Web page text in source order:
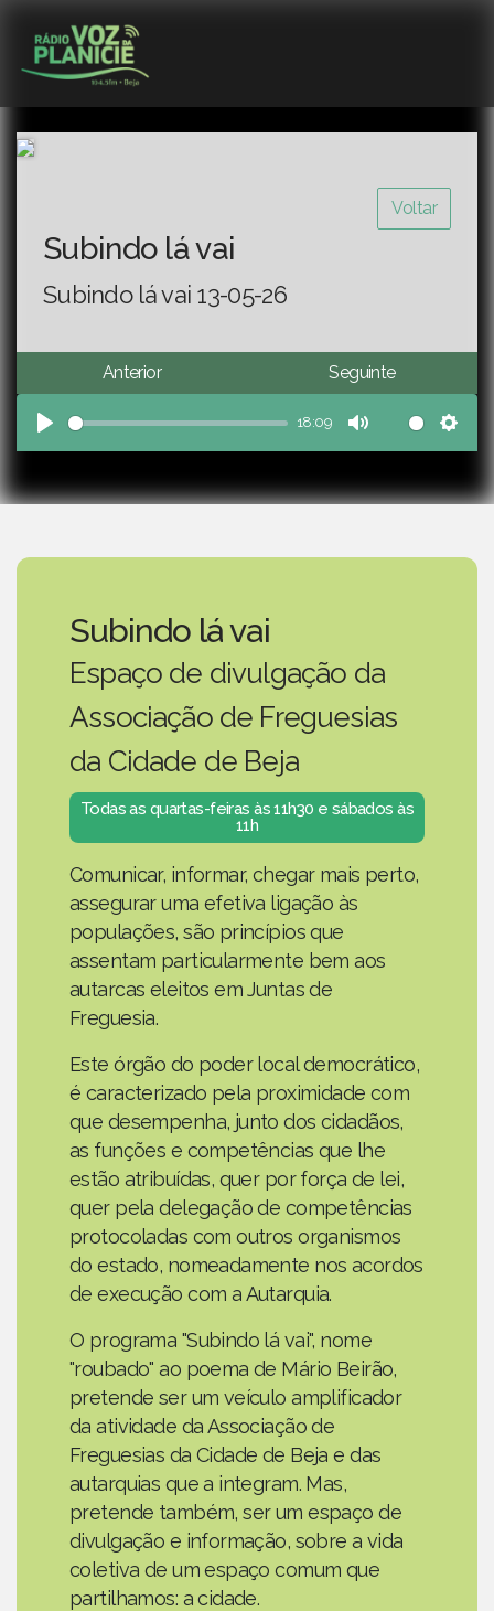
Voltar
Subindo lá vai
Subindo lá vai 13-05-26
Anterior Seguinte
Play
18:09
Mute
Subindo lá vai
Espaço de divulgação da
Associação de Freguesias
da Cidade de Beja
Todas as quartas-feiras às 11h30 e sábados às
11h
Comunicar, informar, chegar mais perto,
assegurar uma efetiva ligação às
populações, são princípios que
assentam particularmente bem aos
autarcas eleitos em Juntas de
Freguesia.
Este órgão do poder local democrático,
é caracterizado pela proximidade com
que desempenha, junto dos cidadãos,
as funções e competências que lhe
estão atribuídas, quer por força de lei,
quer pela delegação de competências
protocoladas com outros organismos
do estado, nomeadamente nos acordos
de execução com a Autarquia.
O programa "Subindo lá vai", nome
"roubado" ao poema de Mário Beirão,
pretende ser um veículo amplificador
da atividade da Associação de
Freguesias da Cidade de Beja e das
autarquias que a integram. Mas,
pretende também, ser um espaço de
divulgação e informação, sobre a vida
coletiva de um espaço comum que
partilhamos: a cidade.